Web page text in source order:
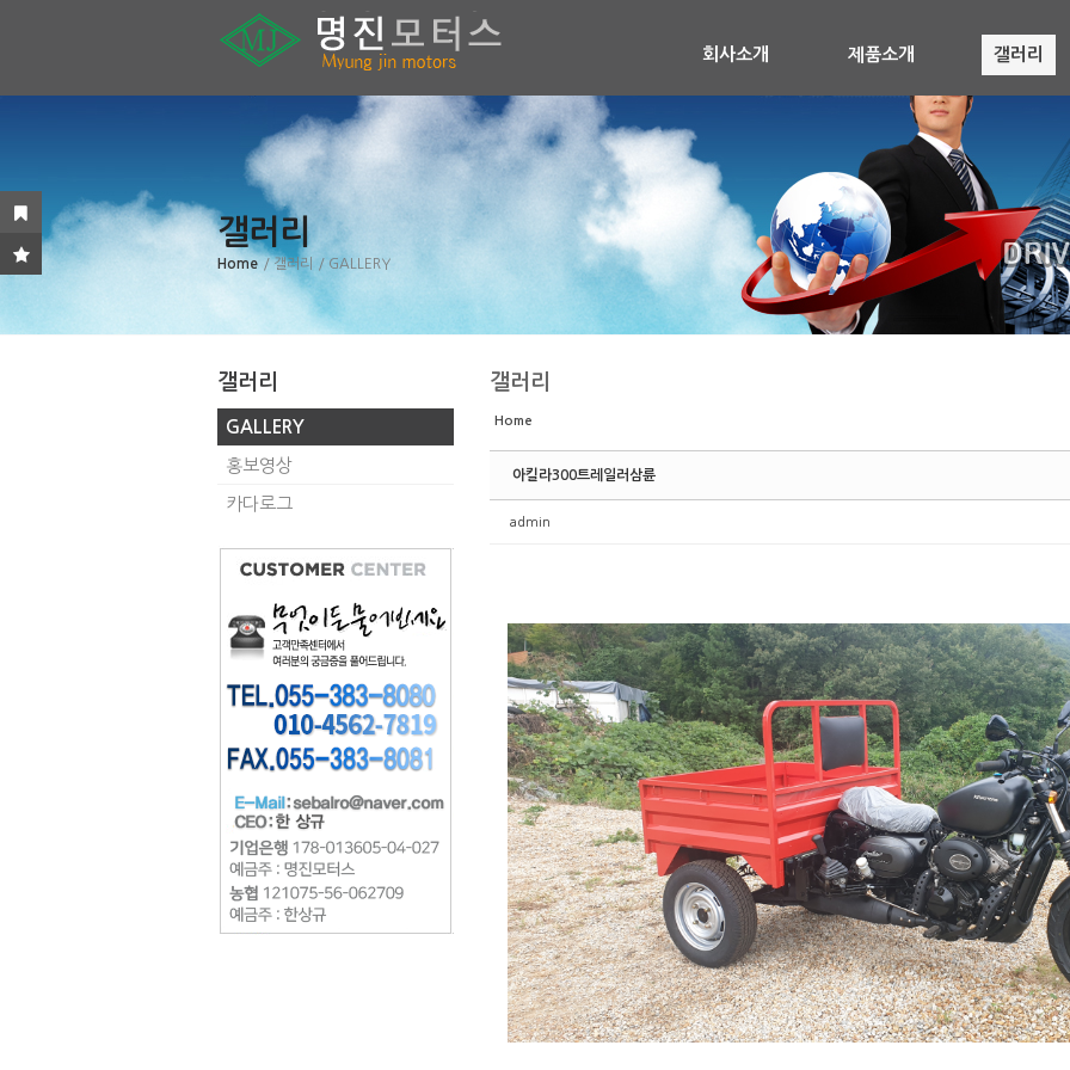
회사소개 제품소개 갤러리
갤러리
Home / 갤러리 / GALLERY
갤러리
GALLERY
홍보영상
카다로그
갤러리
Home
아킬라300트레일러삼륜
admin
Sketchbook5, 스케치북5
Sketchbook5, 스케치북5
Sketchbook5, 스케치북5
Sketchbook5, 스케치북5